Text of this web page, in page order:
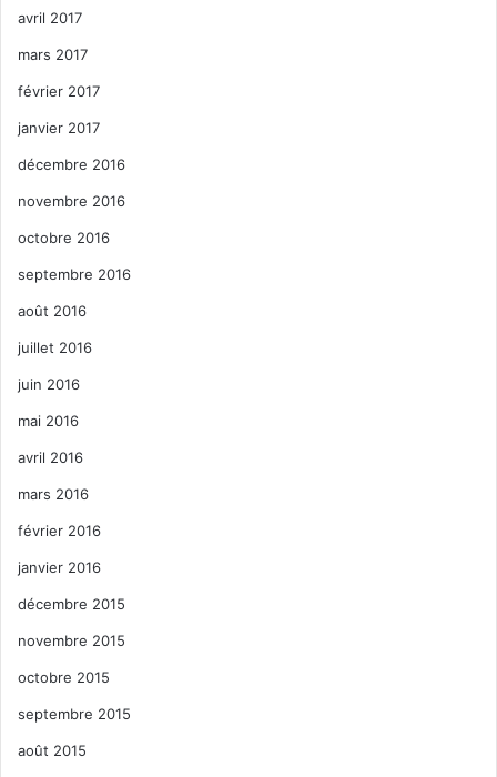
avril 2017
mars 2017
février 2017
janvier 2017
décembre 2016
novembre 2016
octobre 2016
septembre 2016
août 2016
juillet 2016
juin 2016
mai 2016
avril 2016
mars 2016
février 2016
janvier 2016
décembre 2015
novembre 2015
octobre 2015
septembre 2015
août 2015